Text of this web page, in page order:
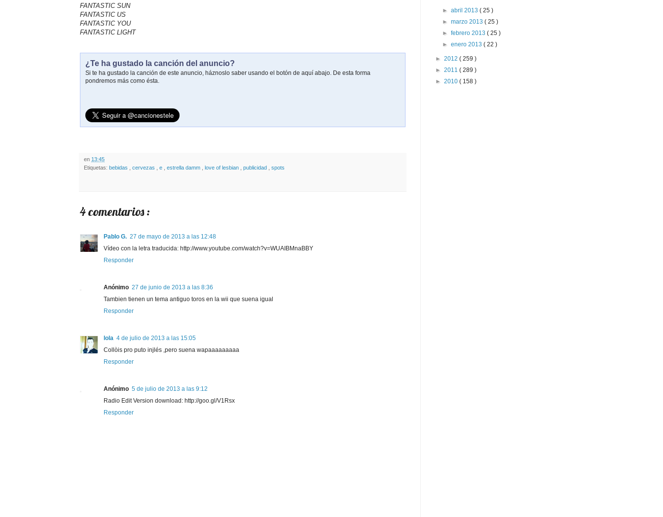
FANTASTIC SUN
FANTASTIC US
FANTASTIC YOU
FANTASTIC LIGHT
¿Te ha gustado la canción del anuncio?
Si te ha gustado la canción de este anuncio, háznoslo saber usando el botón de aquí abajo. De esta forma
pondremos más como ésta.
en 13:45
Etiquetas: bebidas cervezas e estrella damm love of lesbian publicidad spots
4 comentarios :
Pablo G. 27 de mayo de 2013 a las 12:48
Vídeo con la letra traducida: http://www.youtube.com/watch?v=WUAIBMnaBBY
Responder
Anónimo 27 de junio de 2013 a las 8:36
Tambien tienen un tema antiguo toros en la wii que suena igual
Responder
lola 4 de julio de 2013 a las 15:05
Collòis pro puto injlés ,pero suena wapaaaaaaaaa
Responder
Anónimo 5 de julio de 2013 a las 9:12
Radio Edit Version download: http://goo.gl/V1Rsx
Responder
►abril 2013( 25 )
►marzo 2013( 25 )
►febrero 2013( 25 )
►enero 2013( 22 )
► 2012 ( 259 )
► 2011 ( 289 )
► 2010 ( 158 )